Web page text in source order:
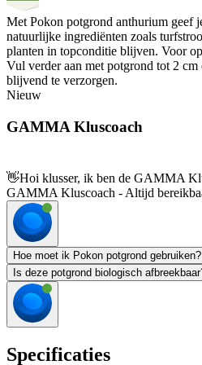
Met Pokon potgrond anthurium geef
natuurlijke ingrediënten zoals
planten in topconditie blijven. Voor
Vul verder aan met potgrond tot 2
blijvend te verzorgen.
Nieuw
GAMMA Kluscoach
👋Hoi klusser, ik ben de GAMMA
GAMMA Kluscoach - Altijd
Hoe moet ik Pokon potgrond gebruiken?
Is deze potgrond biologisch
Specificaties